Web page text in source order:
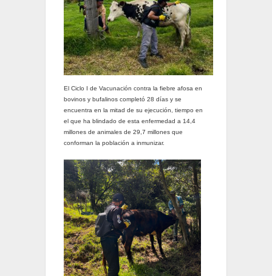
El Ciclo I de Vacunación contra la fiebre afosa en
bovinos y bufalinos completó 28 días y se
encuentra en la mitad de su ejecución, tiempo en
el que ha blindado de esta enfermedad a 14,4
millones de animales de 29,7 millones que
conforman la población a inmunizar.